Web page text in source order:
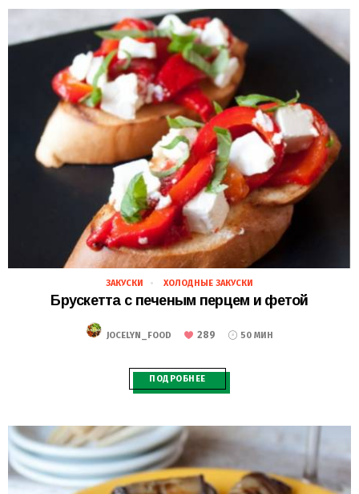
28.02.2021
ЗАКУСКИ ХОЛОДНЫЕ ЗАКУСКИ
Брускетта с печеным перцем и фетой
JOCELYN_FOOD 289 50 МИН
ПОДРОБНЕЕ